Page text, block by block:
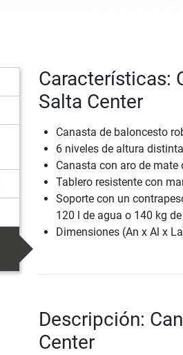
Características:
Salta Center
Canasta de baloncesto
6 niveles de altura
Canasta con aro de
Tablero resistente con
Soporte con un
120 l de agua o 140 kg
Dimensiones (An x Al x
Descripción:
Center